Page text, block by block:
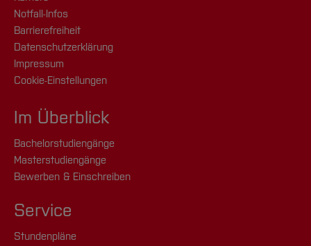
Notfall-Infos
Barrierefreiheit
Datenschutzerklärung
Impressum
Cookie-Einstellungen
Im Überblick
Bachelorstudiengänge
Masterstudiengänge
Bewerben & Einschreiben
Service
Stundenpläne